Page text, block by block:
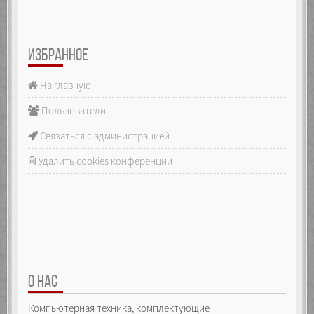
ИЗБРАННОЕ
На главную
Пользователи
Связаться с администрацией
Удалить cookies конференции
О НАС
Компьютерная техника, комплектующие